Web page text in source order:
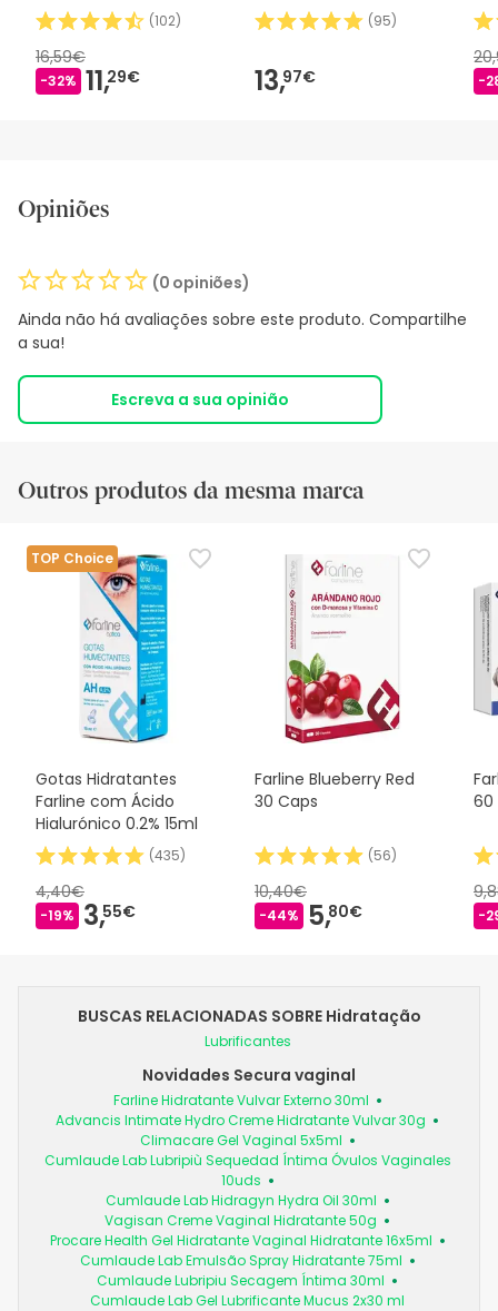
(102)
16,59€
-32% 11,29€
(95)
13,97€ -
Opiniões
(0 opiniões)
Ainda não há avaliações sobre este produto. Compartilhe
a sua!
Escreva a sua opinião
Outros produtos da mesma marca
TOP Choice
Gotas Hidratantes
Farline com Ácido
Hialurónico 0.2% 15ml
(435)
4,40€
-19% 3,55€
Farline Blueberry Red
30 Caps
(56)
10,40€
-44% 5,80€
60
-
BUSCAS RELACIONADAS SOBRE Hidratação
Lubrificantes
Novidades Secura vaginal
Farline Hidratante Vulvar Externo 30ml
Advancis Intimate Hydro Creme Hidratante Vulvar 30g
Climacare Gel Vaginal 5x5ml
Cumlaude Lab Lubripiù Sequedad Íntima Óvulos Vaginales
10uds
Cumlaude Lab Hidragyn Hydra Oil 30ml
Vagisan Creme Vaginal Hidratante 50g
Procare Health Gel Hidratante Vaginal Hidratante 16x5ml
Cumlaude Lab Emulsão Spray Hidratante 75ml
Cumlaude Lubripiu Secagem Íntima 30ml
Cumlaude Lab Gel Lubrificante Mucus 2x30 ml